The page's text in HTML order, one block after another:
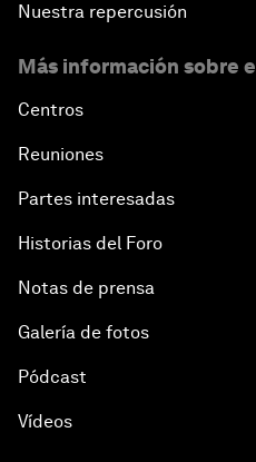
Nuestra repercusión
Más información sobre
Centros
Reuniones
Partes interesadas
Historias del Foro
Notas de prensa
Galería de fotos
Pódcast
Vídeos